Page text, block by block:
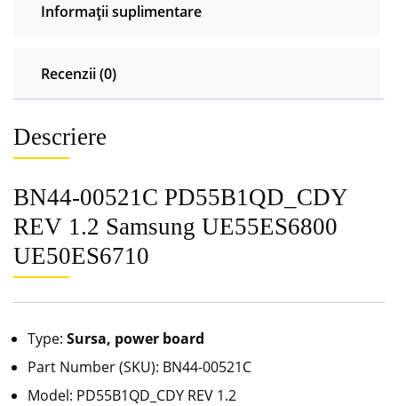
Informații suplimentare
Recenzii (0)
Descriere
BN44-00521C PD55B1QD_CDY
REV 1.2 Samsung UE55ES6800
UE50ES6710
Type: Sursa, power board
Part Number (SKU): BN44-00521C
Model: PD55B1QD_CDY REV 1.2